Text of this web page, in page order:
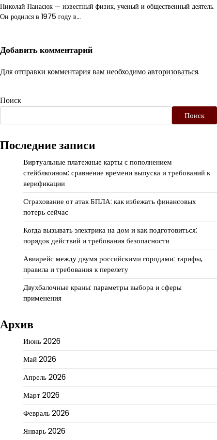
Николай Панасюк — известный физик, ученый и общественный деятель.
Он родился в 1975 году в…
Добавить комментарий
Для отправки комментария вам необходимоавторизоваться.
Поиск
Поиск
Последние записи
Виртуальные платежные карты с пополнением
стейблкоином: сравнение времени выпуска и требований к
верификации
Страхование от атак БПЛА: как избежать финансовых
потерь сейчас
Когда вызывать электрика на дом и как подготовиться:
порядок действий и требования безопасности
Авиарейс между двумя российскими городами: тарифы,
правила и требования к перелету
Двухбалочные краны: параметры выбора и сферы
применения
Архив
Июнь 2026
Май 2026
Апрель 2026
Март 2026
Февраль 2026
Январь 2026